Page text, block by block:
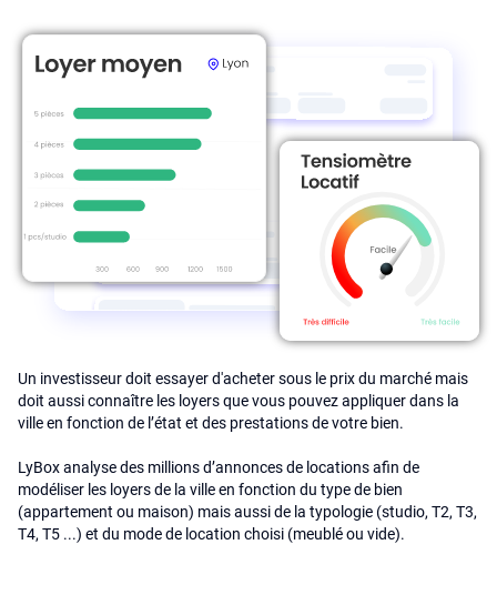
Un investisseur doit essayer d'acheter sous le prix du marché mais
doit aussi connaître les loyers que vous pouvez appliquer dans la
ville en fonction de l’état et des prestations de votre bien.
LyBox analyse des millions d’annonces de locations afin de
modéliser les loyers de la ville en fonction du type de bien
(appartement ou maison) mais aussi de la typologie (studio, T2, T3,
T4, T5 ...) et du mode de location choisi (meublé ou vide).